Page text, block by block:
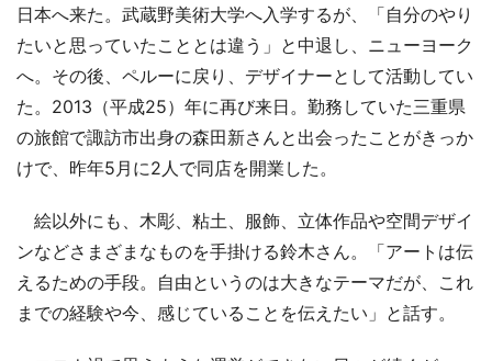
日本へ来た。武蔵野美術大学へ入学するが、「自分のやり
たいと思っていたこととは違う」と中退し、ニューヨーク
へ。その後、ペルーに戻り、デザイナーとして活動してい
た。2013（平成25）年に再び来日。勤務していた三重県
の旅館で諏訪市出身の森田新さんと出会ったことがきっか
けで、昨年5月に2人で同店を開業した。
絵以外にも、木彫、粘土、服飾、立体作品や空間デザイ
ンなどさまざまなものを手掛ける鈴木さん。「アートは伝
えるための手段。自由というのは大きなテーマだが、これ
までの経験や今、感じていることを伝えたい」と話す。